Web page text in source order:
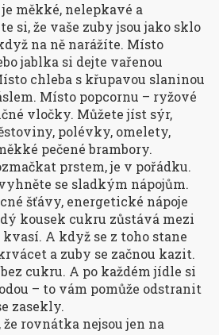
měkké, nelepkavé a
si, že vaše zuby jsou jako sklo
na ně narážíte. Místo
jablka si dejte vařenou
chleba s křupavou slaninou
Místo popcornu – ryžové
vločky. Můžete jíst sýr,
polévky, omelety,
pečené brambory.
prstem, je v pořádku.
se sladkým nápojům.
šťávy, energetické nápoje
kousek cukru zůstává mezi
A když se z toho stane
a zuby se začnou kazit.
cukru. A po každém jídle si
– to vám pomůže odstranit
zasekly.
rovnátka nejsou jen na